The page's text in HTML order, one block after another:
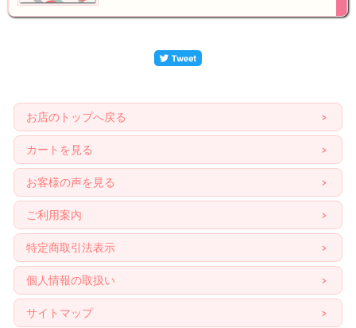
お店のトップへ戻る
カートを見る
お客様の声を見る
ご利用案内
特定商取引法表示
個人情報の取扱い
サイトマップ